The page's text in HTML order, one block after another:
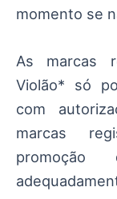
momento se
As marcas
Violão* só
com
marcas